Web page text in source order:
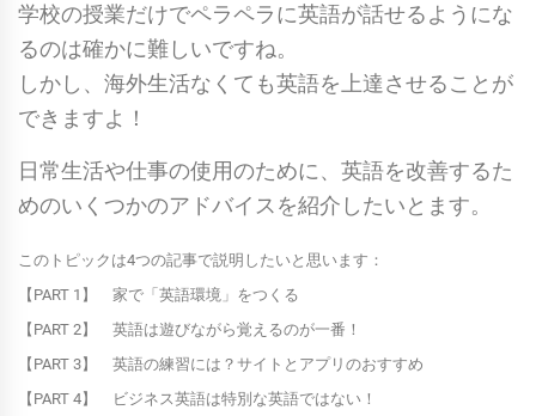
学校の授業だけでペラペラに英語が話せるようにな
るのは確かに難しいですね。
しかし、海外生活なくても英語を上達させることが
できますよ！
日常生活や仕事の使用のために、英語を改善するた
めのいくつかのアドバイスを紹介したいとます。
このトピックは4つの記事で説明したいと思います：
【PART 1】 家で「英語環境」をつくる
【PART 2】 英語は遊びながら覚えるのが一番！
【PART 3】 英語の練習には？サイトとアプリのおすすめ
【PART 4】 ビジネス英語は特別な英語ではない！